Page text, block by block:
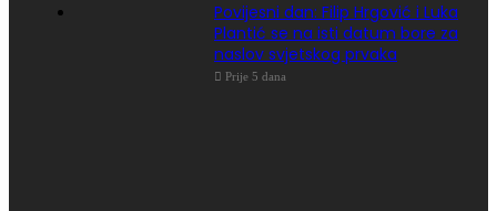
Povijesni dan: Filip Hrgović i Luka
Plantić se na isti datum bore za
naslov svjetskog prvaka
Prije 5 dana